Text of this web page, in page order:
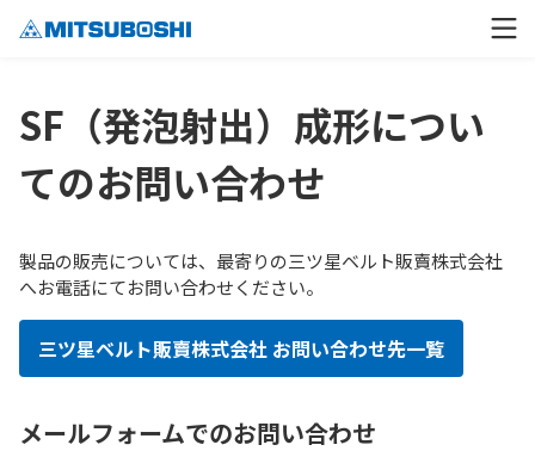
SF（発泡射出）成形につい
てのお問い合わせ
製品の販売については、最寄りの三ツ星ベルト販賣株式会社
へお電話にてお問い合わせください。
三ツ星ベルト販賣株式会社 お問い合わせ先一覧
メールフォームでのお問い合わせ